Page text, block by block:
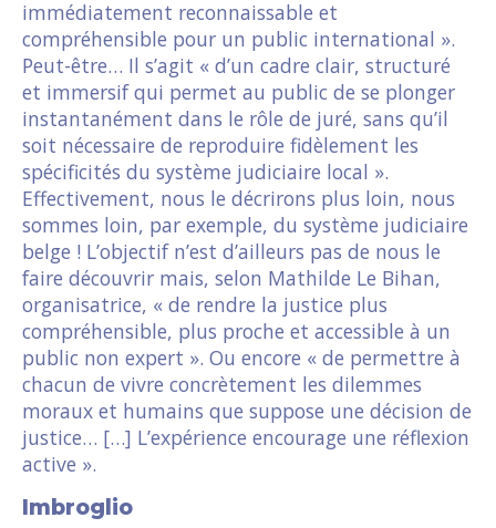
immédiatement reconnaissable et
compréhensible pour un public international ».
Peut-être… Il s’agit « d’un cadre clair, structuré
et immersif qui permet au public de se plonger
instantanément dans le rôle de juré, sans qu’il
soit nécessaire de reproduire fidèlement les
spécificités du système judiciaire local ».
Effectivement, nous le décrirons plus loin, nous
sommes loin, par exemple, du système judiciaire
belge ! L’objectif n’est d’ailleurs pas de nous le
faire découvrir mais, selon Mathilde Le Bihan,
organisatrice, « de rendre la justice plus
compréhensible, plus proche et accessible à un
public non expert ». Ou encore « de permettre à
chacun de vivre concrètement les dilemmes
moraux et humains que suppose une décision de
justice… […] L’expérience encourage une réflexion
active ».
Imbroglio